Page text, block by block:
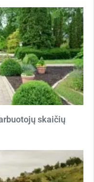
skaičių